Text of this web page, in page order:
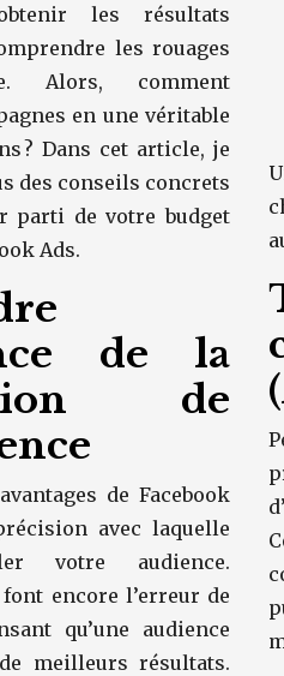
les résultats
les rouages
Alors, comment
en une véritable
? Dans cet article, je
des conseils concrets
de votre budget
Ads.
de la
de
de Facebook
avec laquelle
votre audience.
encore l’erreur de
qu’une audience
meilleurs résultats.